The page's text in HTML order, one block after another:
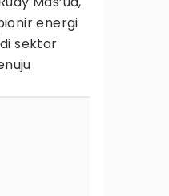
energi
sektor